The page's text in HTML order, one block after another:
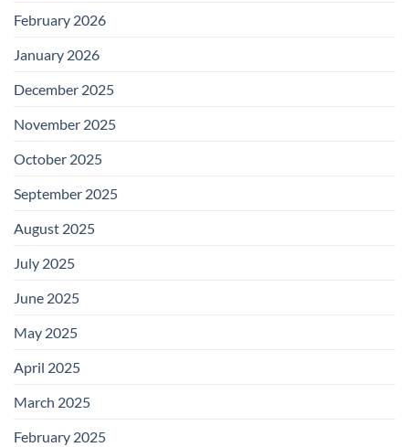
February 2026
January 2026
December 2025
November 2025
October 2025
September 2025
August 2025
July 2025
June 2025
May 2025
April 2025
March 2025
February 2025